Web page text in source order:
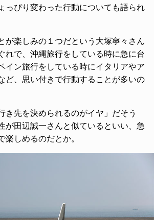
っぴり変わった行動についても語られ
が楽しみの１つだという大塚寧々さん
れで、沖縄旅行をしている時に急に台
イン旅行をしている時にイタリアやア
ど、思い付きで行動することが多いの
き先を決められるのがイヤ」だそう
が田辺誠一さんと似ているといい、急
楽しめるのだとか。